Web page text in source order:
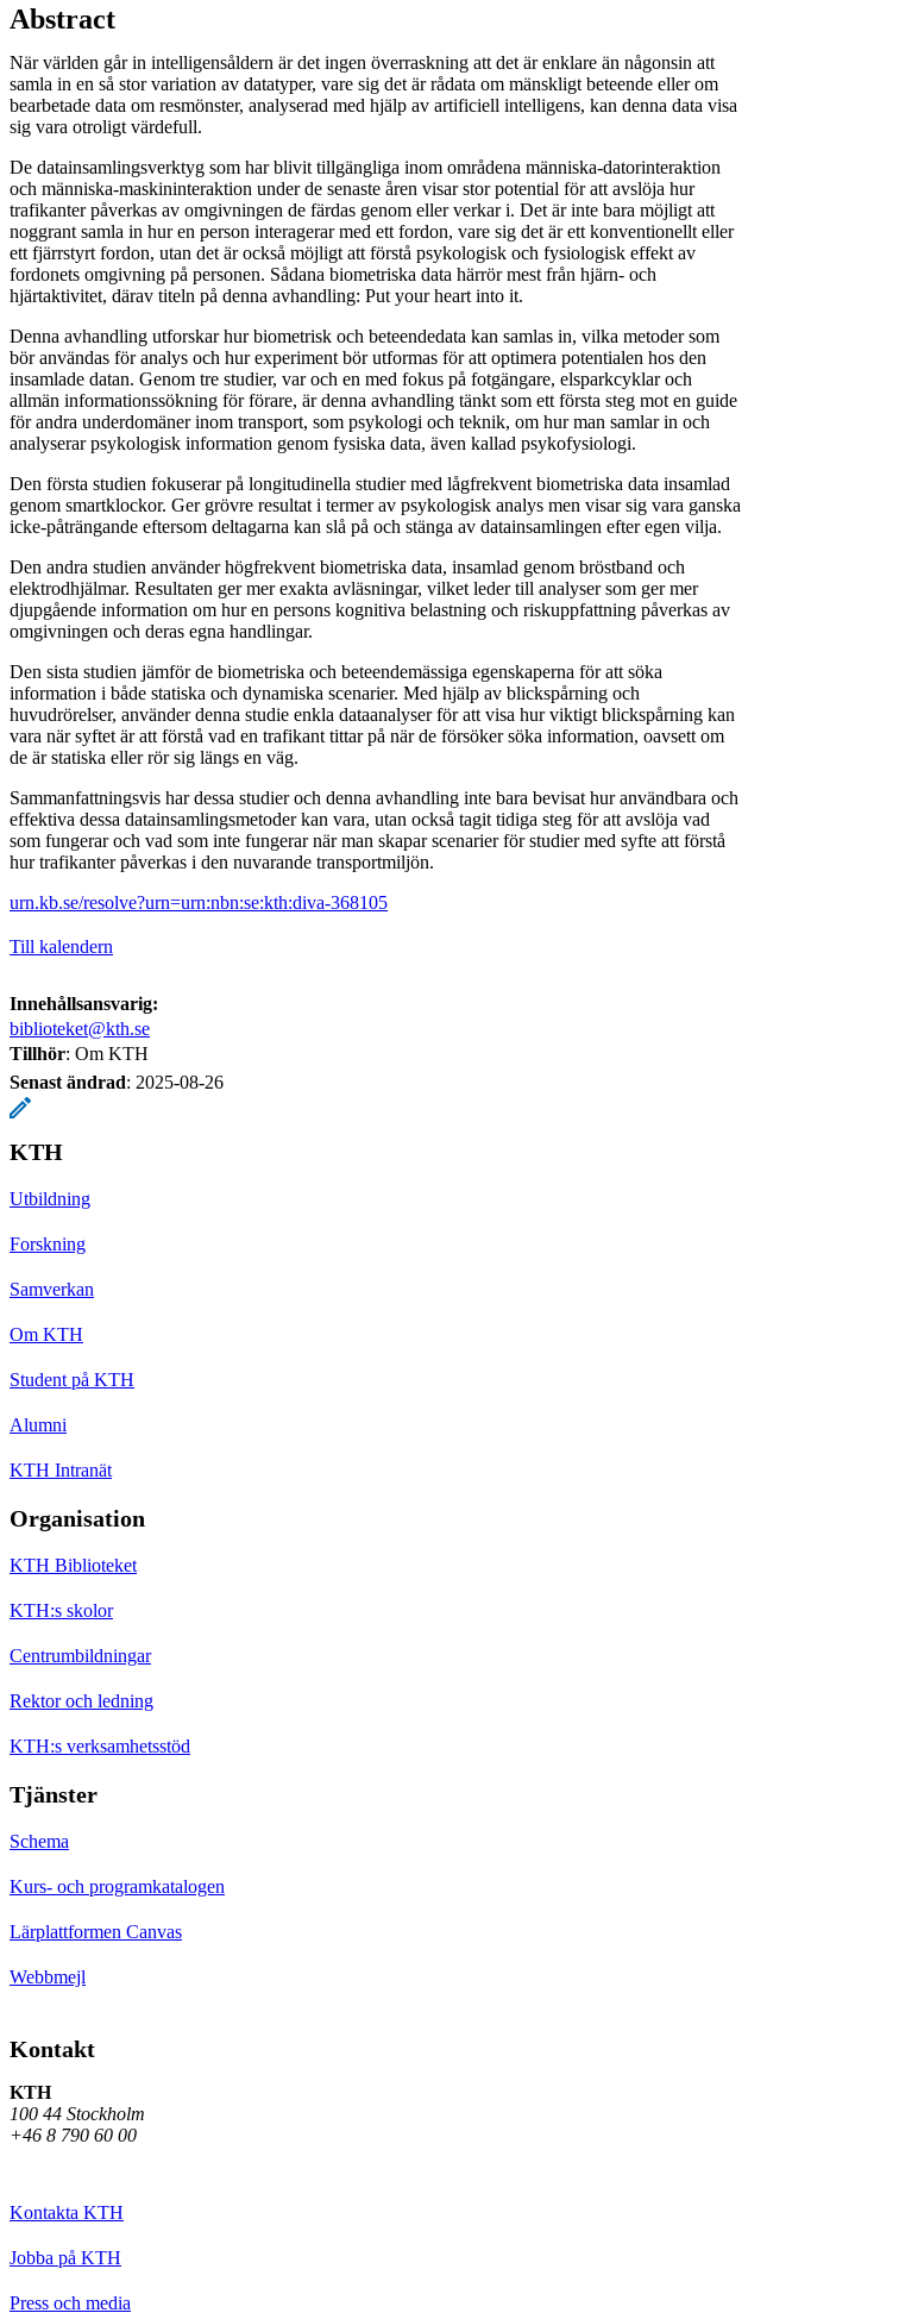
Abstract
När världen går in intelligensåldern är det ingen överraskning att det är enklare än någonsin att
samla in en så stor variation av datatyper, vare sig det är rådata om mänskligt beteende eller om
bearbetade data om resmönster, analyserad med hjälp av artificiell intelligens, kan denna data visa
sig vara otroligt värdefull.
De datainsamlingsverktyg som har blivit tillgängliga inom områdena människa-datorinteraktion
och människa-maskininteraktion under de senaste åren visar stor potential för att avslöja hur
trafikanter påverkas av omgivningen de färdas genom eller verkar i. Det är inte bara möjligt att
noggrant samla in hur en person interagerar med ett fordon, vare sig det är ett konventionellt eller
ett fjärrstyrt fordon, utan det är också möjligt att förstå psykologisk och fysiologisk effekt av
fordonets omgivning på personen. Sådana biometriska data härrör mest från hjärn- och
hjärtaktivitet, därav titeln på denna avhandling: Put your heart into it.
Denna avhandling utforskar hur biometrisk och beteendedata kan samlas in, vilka metoder som
bör användas för analys och hur experiment bör utformas för att optimera potentialen hos den
insamlade datan. Genom tre studier, var och en med fokus på fotgängare, elsparkcyklar och
allmän informationssökning för förare, är denna avhandling tänkt som ett första steg mot en guide
för andra underdomäner inom transport, som psykologi och teknik, om hur man samlar in och
analyserar psykologisk information genom fysiska data, även kallad psykofysiologi.
Den första studien fokuserar på longitudinella studier med lågfrekvent biometriska data insamlad
genom smartklockor. Ger grövre resultat i termer av psykologisk analys men visar sig vara ganska
icke-påträngande eftersom deltagarna kan slå på och stänga av datainsamlingen efter egen vilja.
Den andra studien använder högfrekvent biometriska data, insamlad genom bröstband och
elektrodhjälmar. Resultaten ger mer exakta avläsningar, vilket leder till analyser som ger mer
djupgående information om hur en persons kognitiva belastning och riskuppfattning påverkas av
omgivningen och deras egna handlingar.
Den sista studien jämför de biometriska och beteendemässiga egenskaperna för att söka
information i både statiska och dynamiska scenarier. Med hjälp av blickspårning och
huvudrörelser, använder denna studie enkla dataanalyser för att visa hur viktigt blickspårning kan
vara när syftet är att förstå vad en trafikant tittar på när de försöker söka information, oavsett om
de är statiska eller rör sig längs en väg.
Sammanfattningsvis har dessa studier och denna avhandling inte bara bevisat hur användbara och
effektiva dessa datainsamlingsmetoder kan vara, utan också tagit tidiga steg för att avslöja vad
som fungerar och vad som inte fungerar när man skapar scenarier för studier med syfte att förstå
hur trafikanter påverkas i den nuvarande transportmiljön.
urn.kb.se/resolve?urn=urn:nbn:se:kth:diva-368105
Till kalendern
Innehållsansvarig:
biblioteket@kth.se
Tillhör: Om KTH
Senast ändrad: 2025-08-26
KTH
Utbildning
Forskning
Samverkan
Om KTH
Student på KTH
Alumni
KTH Intranät
Organisation
KTH Biblioteket
KTH:s skolor
Centrumbildningar
Rektor och ledning
KTH:s verksamhetsstöd
Tjänster
Schema
Kurs- och programkatalogen
Lärplattformen Canvas
Webbmejl
Kontakt
KTH
100 44 Stockholm
+46 8 790 60 00
Kontakta KTH
Jobba på KTH
Press och media